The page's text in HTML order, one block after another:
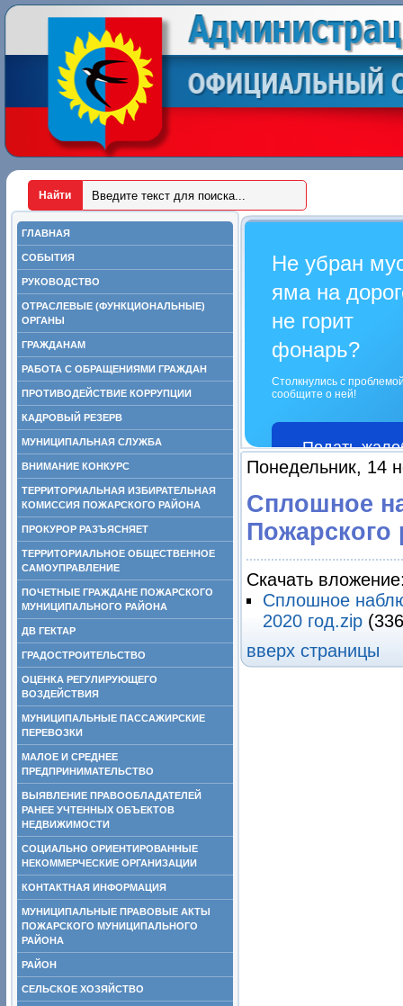
ГЛАВНАЯ
СОБЫТИЯ
РУКОВОДСТВО
ОТРАСЛЕВЫЕ (ФУНКЦИОНАЛЬНЫЕ)
ОРГАНЫ
ГРАЖДАНАМ
РАБОТА С ОБРАЩЕНИЯМИ ГРАЖДАН
ПРОТИВОДЕЙСТВИЕ КОРРУПЦИИ
КАДРОВЫЙ РЕЗЕРВ
МУНИЦИПАЛЬНАЯ СЛУЖБА
ВНИМАНИЕ КОНКУРС
ТЕРРИТОРИАЛЬНАЯ ИЗБИРАТЕЛЬНАЯ
КОМИССИЯ ПОЖАРСКОГО РАЙОНА
ПРОКУРОР РАЗЪЯСНЯЕТ
ТЕРРИТОРИАЛЬНОЕ ОБЩЕСТВЕННОЕ
САМОУПРАВЛЕНИЕ
ПОЧЕТНЫЕ ГРАЖДАНЕ ПОЖАРСКОГО
МУНИЦИПАЛЬНОГО РАЙОНА
ДВ ГЕКТАР
ГРАДОСТРОИТЕЛЬСТВО
ОЦЕНКА РЕГУЛИРУЮЩЕГО
ВОЗДЕЙСТВИЯ
МУНИЦИПАЛЬНЫЕ ПАССАЖИРСКИЕ
ПЕРЕВОЗКИ
МАЛОЕ И СРЕДНЕЕ
ПРЕДПРИНИМАТЕЛЬСТВО
ВЫЯВЛЕНИЕ ПРАВООБЛАДАТЕЛЕЙ
РАНЕЕ УЧТЕННЫХ ОБЪЕКТОВ
НЕДВИЖИМОСТИ
СОЦИАЛЬНО ОРИЕНТИРОВАННЫЕ
НЕКОММЕРЧЕСКИЕ ОРГАНИЗАЦИИ
КОНТАКТНАЯ ИНФОРМАЦИЯ
МУНИЦИПАЛЬНЫЕ ПРАВОВЫЕ АКТЫ
ПОЖАРСКОГО МУНИЦИПАЛЬНОГО
РАЙОНА
РАЙОН
СЕЛЬСКОЕ ХОЗЯЙСТВО
Не убран
яма на
не горит
фонарь?
Столкнулись с
сообщите о ней!
Подать
Понедельник, 14
Сплошное
Пожарского
Скачать
Сплошное
2020 год.zip
вверх страницы